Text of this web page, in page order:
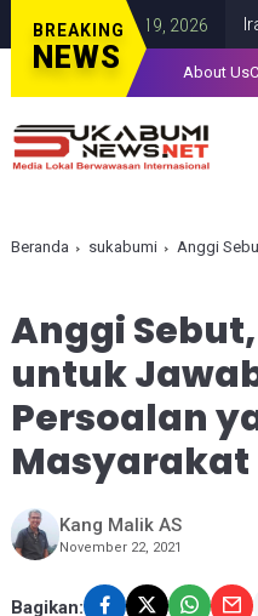
BREAKING
NEWS
JULY 19, 2026 Iran
About Us
Beranda sukabumi Anggi Sebut,
Anggi
untuk
Persoalan
Masyarakat
Kang Malik AS
November 22, 2021
Bagikan: